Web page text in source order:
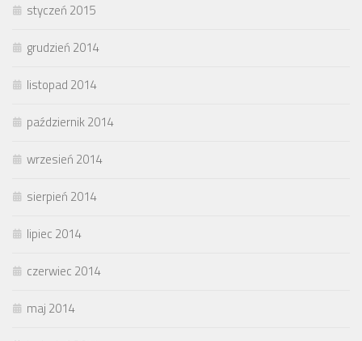
styczeń 2015
grudzień 2014
listopad 2014
październik 2014
wrzesień 2014
sierpień 2014
lipiec 2014
czerwiec 2014
maj 2014